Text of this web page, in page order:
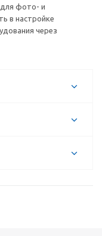
фото- и
в настройке
через